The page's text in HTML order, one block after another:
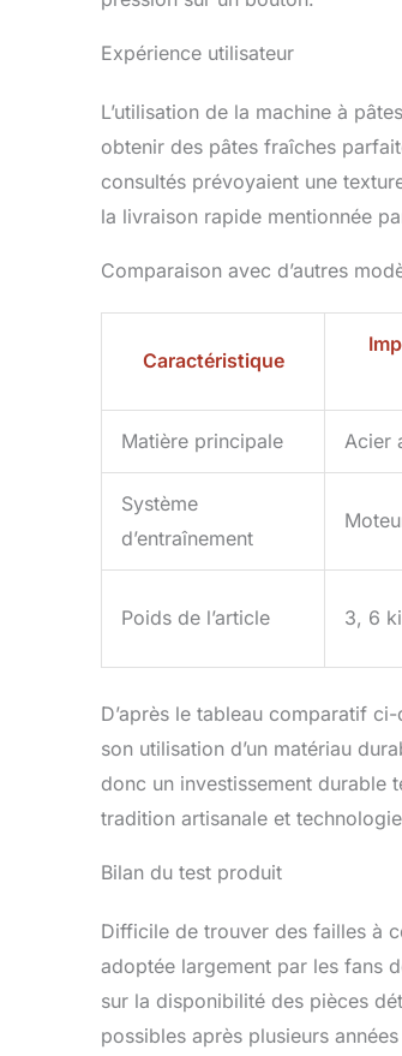
Expérience utilisateur
L’utilisation de la machine à
obtenir des pâtes fraîches
consultés prévoyaient une
la livraison rapide mentionnée
Comparaison avec d’autres
Caractéristique
Matière principale Acier
Système
d’entraînement
Poids de l’article 3, 6
D’après le tableau comparatif
son utilisation d’un matériau
donc un investissement durable
tradition artisanale et
Bilan du test produit
Difficile de trouver des failles à
adoptée largement par les fans
sur la disponibilité des pièces
possibles après plusieurs